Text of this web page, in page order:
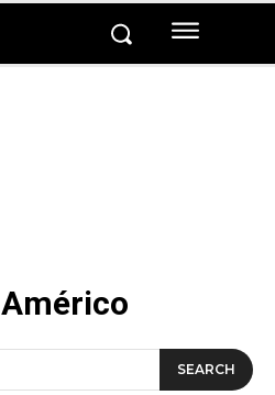
Américo
SEARCH